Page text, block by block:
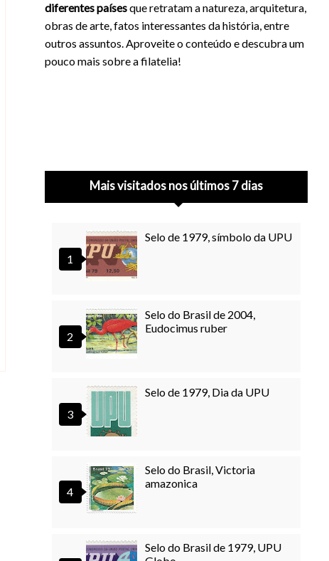
diferentes paísesque retratam a natureza, arquitetura,
obras de arte, fatos interessantes da história, entre
outros assuntos. Aproveite o conteúdo e descubra um
pouco mais sobre a filatelia!
Mais visitados nos últimos 7 dias
Selo de 1979, símbolo da UPU
Selo do Brasil de 2004,
Eudocimus ruber
Selo de 1979, Dia da UPU
Selo do Brasil, Victoria
amazonica
Selo do Brasil de 1979, UPU